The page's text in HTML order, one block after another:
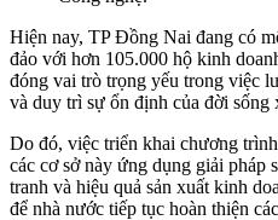
​Hiện nay, TP Đồng Nai đang có
đảo với hơn 105.000 hộ kinh
đóng vai trò trọng yếu trong việc
và duy trì sự ổn định của đời sống
Do đó, việc triển khai chương
các cơ sở này ứng dụng giải pháp
tranh và hiệu quả sản xuất kinh
để nhà nước tiếp tục hoàn thiện